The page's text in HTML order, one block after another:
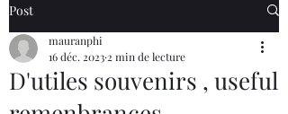
Post
D'utiles souvenirs , useful
mauranphi
16 déc. 2023 2 min de lecture